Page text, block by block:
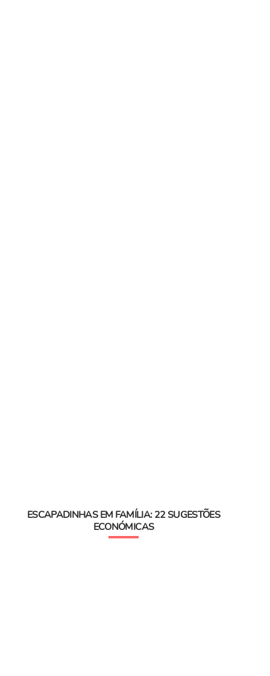
ESCAPADINHAS EM FAMÍLIA: 22 SUGESTÕES
ECONÓMICAS